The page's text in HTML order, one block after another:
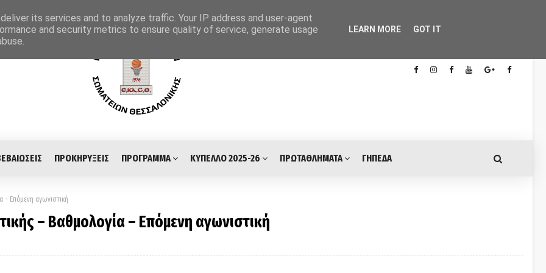
ΠΡΟΚΗΡΥΞΕΙΣ ΠΡΟΓΡΑΜΜΑ ΚΥΠΕΛΛΟ 2025-26 ΠΡΩΤΑΘΛΗΜΑΤΑ ΓΗΠΕΔΑ
– Επόμενη αγωνιστική
– Βαθμολογία – Επόμενη αγωνιστική
its services and to analyze traffic. Your IP address and user-agent
and security metrics to ensure quality of service, generate usage
LEARN MORE GOT IT